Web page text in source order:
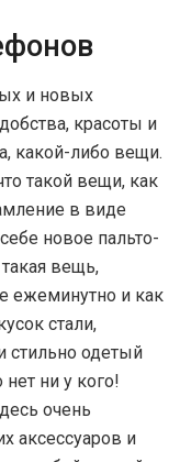
и новых
красоты и
какой-либо вещи.
такой вещи, как
в виде
новое пальто-
вещь,
ежеминутно и как
стали,
стильно одетый
ни у кого!
очень
аксессуаров и